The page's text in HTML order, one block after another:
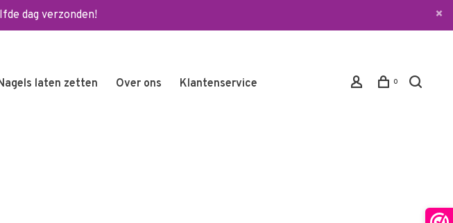
dag verzonden!
laten zetten Over ons Klantenservice 0